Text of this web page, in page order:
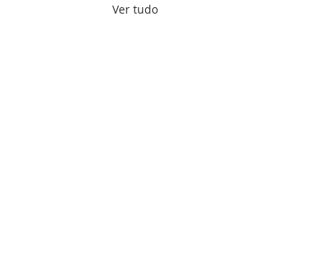
Ver tudo